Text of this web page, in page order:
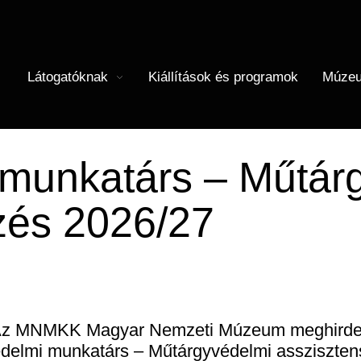
(HU)
Látogatóknak
megnyitása
Önálló felfedezés
Vasúti kedvezmény
Kiállítások és programok
Felnőttek
Régészet
Közérdekű adatok
Történeti Fényképtár
Központi Könyvtár
–
2026/27
MNMKK Magyar Nemzeti Múzeum
munkatárs – Műtárgyvédelmi